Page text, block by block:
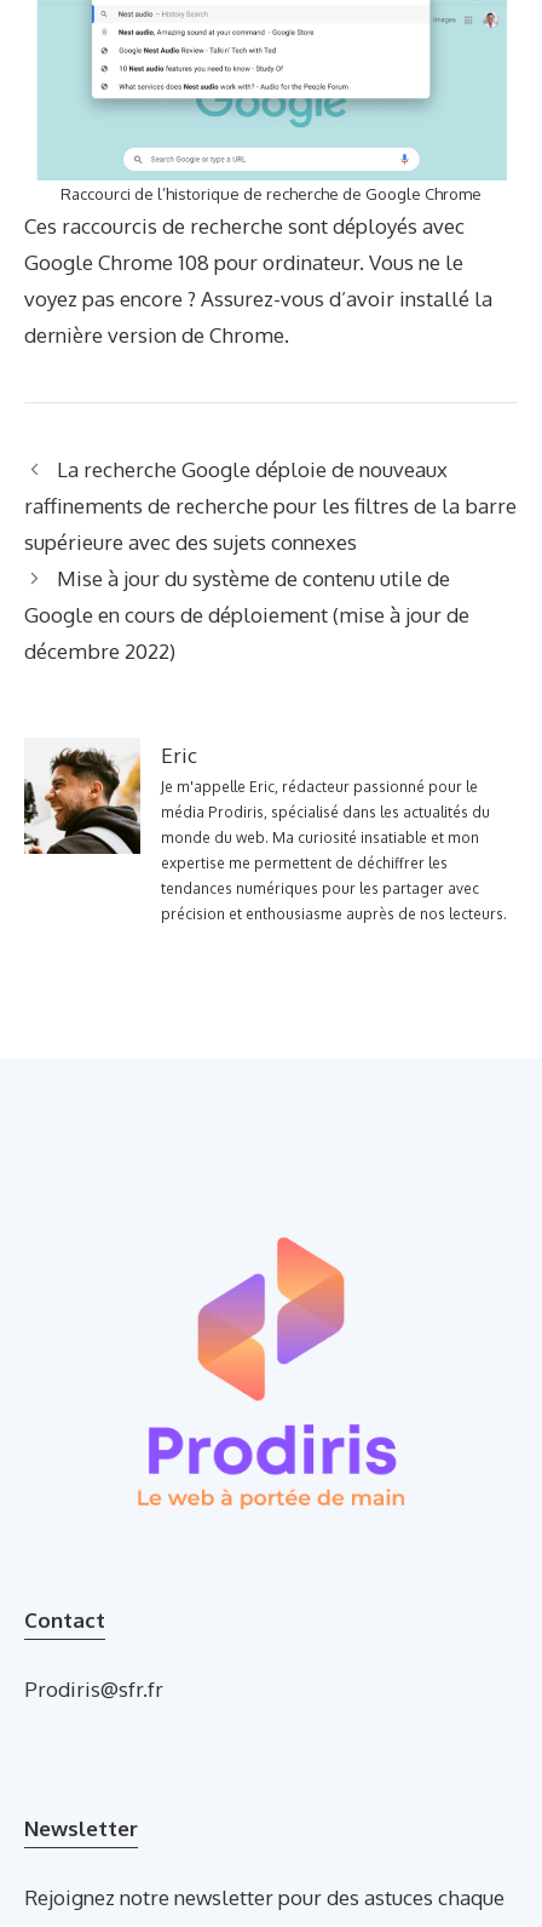
Raccourci de l’historique de recherche de Google Chrome
Ces raccourcis de recherche sont déployés avec
Google Chrome 108 pour ordinateur. Vous ne le
voyez pas encore ? Assurez-vous d’avoir installé la
dernière version de Chrome.
La recherche Google déploie de nouveaux
raffinements de recherche pour les filtres de la barre
supérieure avec des sujets connexes
Mise à jour du système de contenu utile de
Google en cours de déploiement (mise à jour de
décembre 2022)
Eric
Je m'appelle Eric, rédacteur passionné pour le
média Prodiris, spécialisé dans les actualités du
monde du web. Ma curiosité insatiable et mon
expertise me permettent de déchiffrer les
tendances numériques pour les partager avec
précision et enthousiasme auprès de nos lecteurs.
Contact
Prodiris@sfr.fr
Newsletter
Rejoignez notre newsletter pour des astuces chaque